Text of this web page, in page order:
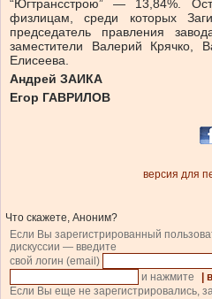
“Югтрансстрою” — 13,84%.
физлицам, среди которых
председатель правления
заместители Валерий Крячко,
Елисеева.
Андрей ЗАИКА
Егор ГАВРИЛОВ
версия для
Что скажете, Аноним?
Если Вы зарегистрированный
дискуссии — введите
свой логин (email)
и нажмите
|
Если Вы еще не зарегистрировались,